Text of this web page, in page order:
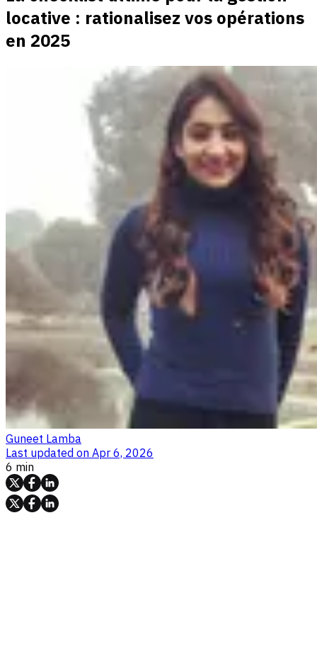
locative : rationalisez vos opérations
en 2025
Guneet Lamba
Last updated on Apr 6, 2026
6 min